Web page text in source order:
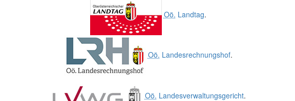
Oö. Landtag.
Oö. Landesrechnungshof.
Oö. Landesverwaltungsgericht.